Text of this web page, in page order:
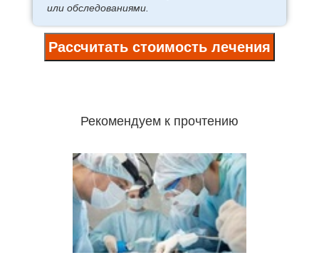
или обследованиями.
Рассчитать стоимость лечения
Рекомендуем к прочтению